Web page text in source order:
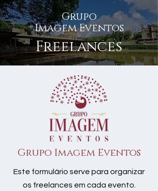
Grupo
Imagem Eventos
Freelances
Grupo Imagem Eventos
Este formulário serve para organizar
os freelances em cada evento.